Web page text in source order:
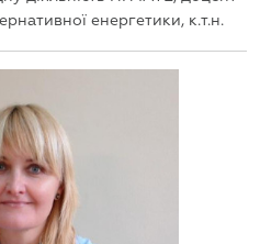
енергетики, к.т.н.